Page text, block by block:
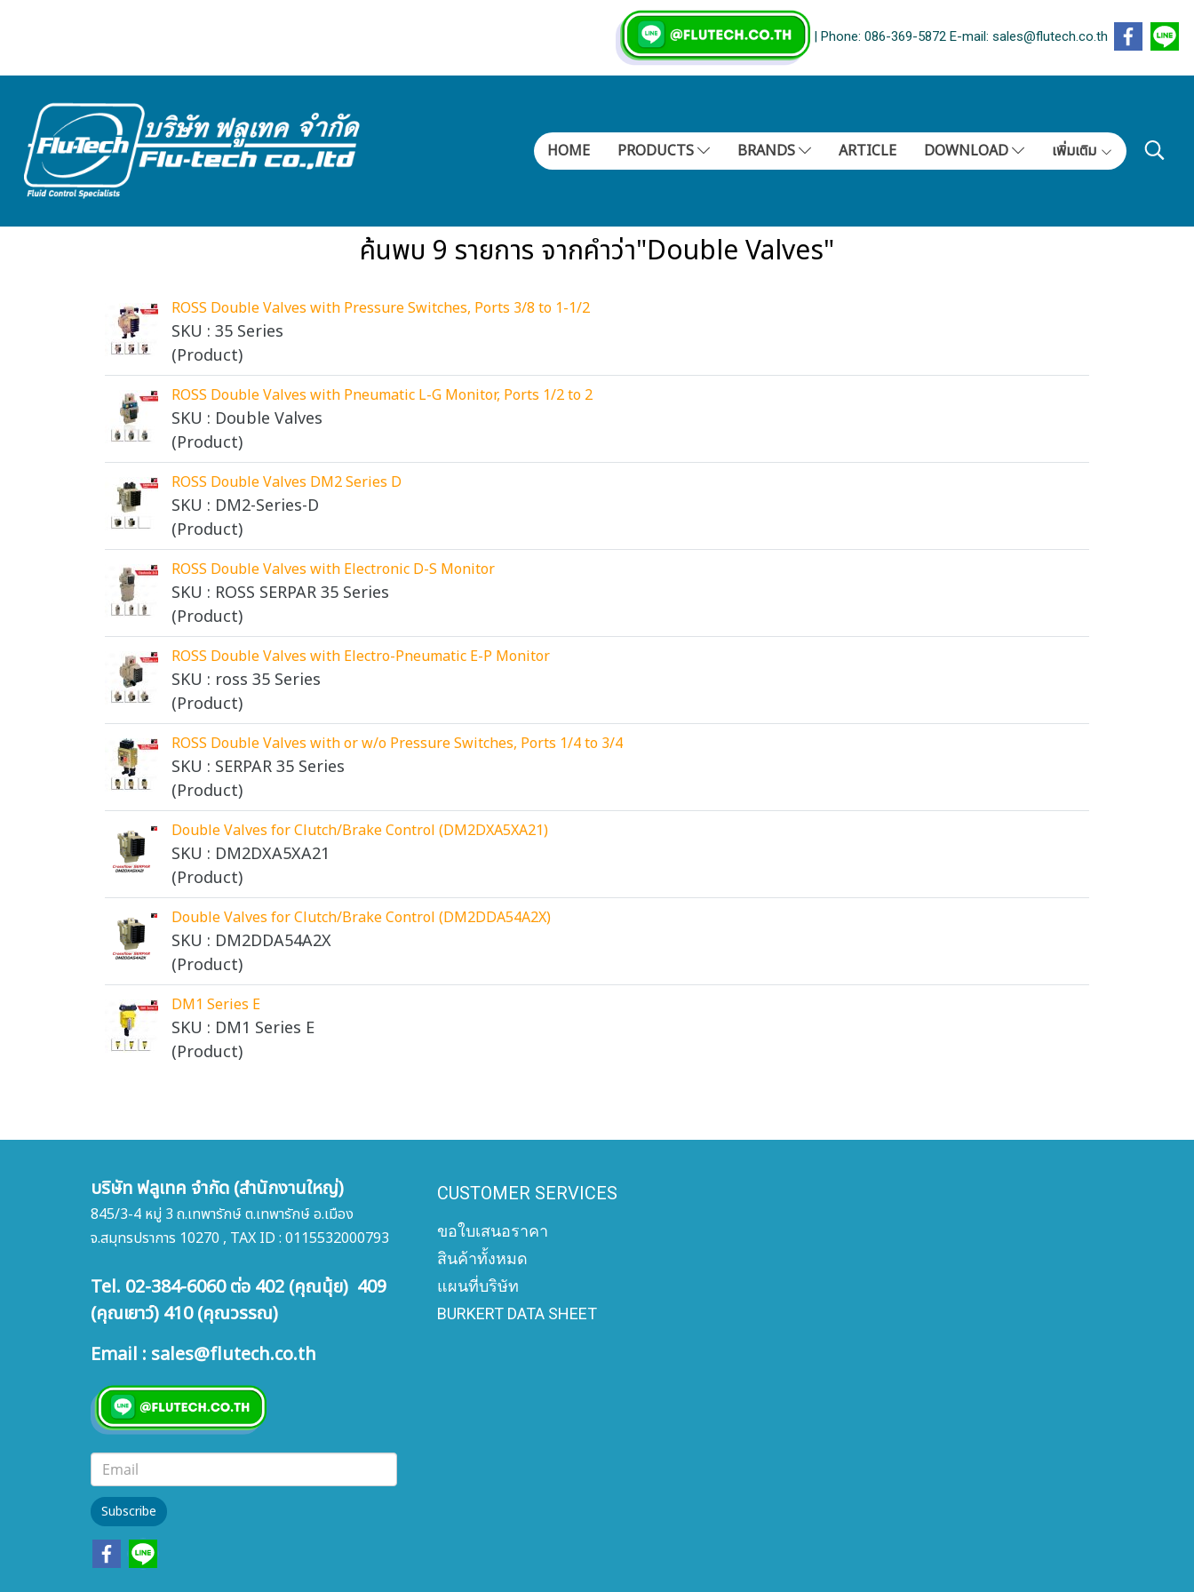
| Phone: 086-369-5872 E-mail: sales@flutech.co.th
HOME PRODUCTS BRANDS ARTICLE DOWNLOAD เพิ่มเติม
ค้นพบ 9 รายการ จากคำว่า"Double Valves"
ROSS Double Valves with Pressure Switches, Ports 3/8 to 1-1/2
SKU : 35 Series
(Product)
ROSS Double Valves with Pneumatic L-G Monitor, Ports 1/2 to 2
SKU : Double Valves
(Product)
ROSS Double Valves DM2 Series D
SKU : DM2-Series-D
(Product)
ROSS Double Valves with Electronic D-S Monitor
SKU : ROSS SERPAR 35 Series
(Product)
ROSS Double Valves with Electro-Pneumatic E-P Monitor
SKU : ross 35 Series
(Product)
ROSS Double Valves with or w/o Pressure Switches, Ports 1/4 to 3/4
SKU : SERPAR 35 Series
(Product)
Double Valves for Clutch/Brake Control (DM2DXA5XA21)
SKU : DM2DXA5XA21
(Product)
Double Valves for Clutch/Brake Control (DM2DDA54A2X)
SKU : DM2DDA54A2X
(Product)
DM1 Series E
SKU : DM1 Series E
(Product)
บริษัท ฟลูเทค จำกัด (สำนักงานใหญ่)
845/3-4 หมู่ 3 ถ.เทพารักษ์ ต.เทพารักษ์ อ.เมือง
จ.สมุทรปราการ 10270 , TAX ID : 0115532000793
Tel. 02-384-6060 ต่อ 402 (คุณนุ้ย) 409
(คุณเยาว์) 410 (คุณวรรณ)
Email : sales@flutech.co.th
Subscribe
CUSTOMER SERVICES
ขอใบเสนอราคา
สินค้าทั้งหมด
แผนที่บริษัท
BURKERT DATA SHEET